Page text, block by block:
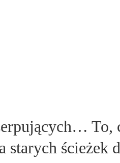
To,
starych ścieżek